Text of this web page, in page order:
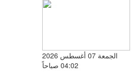
الجمعة 07 أغسطس 2026
04:02 صباحاً